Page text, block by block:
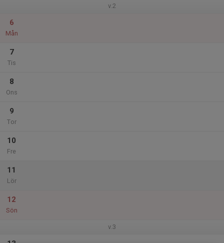
v.2
6
Mån
7
Tis
8
Ons
9
Tor
10
Fre
11
Lör
12
Sön
v.3